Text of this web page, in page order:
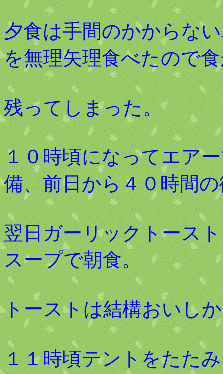
夕食は手間のかからな
を無理矢理食べたので
残ってしまった。
１０時頃になってエア
備、前日から４０時間
翌日ガーリックトース
スープで朝食。
トーストは結構おいし
１１時頃テントをたた